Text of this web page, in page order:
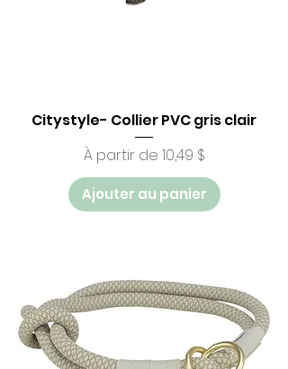
Citystyle- Collier PVC gris clair
À partir de 10,49 $
Prix promotionnel
Ajouter au panier